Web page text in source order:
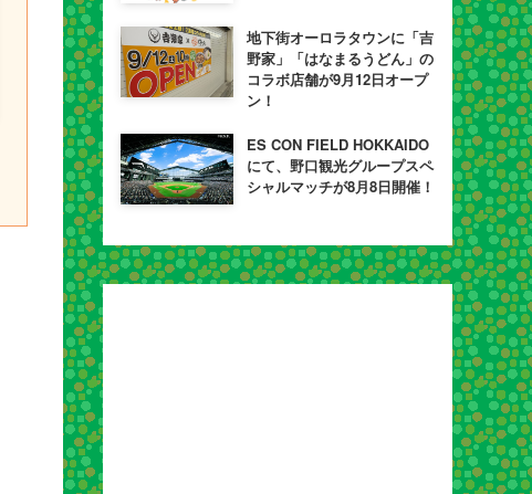
地下街オーロラタウンに「吉
野家」「はなまるうどん」の
コラボ店舗が9月12日オープ
ン！
ES CON FIELD HOKKAIDO
にて、野口観光グループスペ
シャルマッチが8月8日開催！